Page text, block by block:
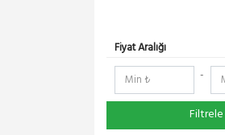
RedLine
RF Elements
NetElastic
Paessler
TENDA
Fiyat Aralığı
-
Filtrele